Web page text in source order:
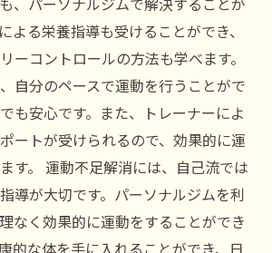
よる栄養指導も受けることができ、
ーコントロールの方法も学べます。
自分のペースで運動を行うことがで
も安心です。また、トレーナーによ
ートが受けられるので、効果的に運
す。 運動不足解消には、自己流では
導が大切です。パーソナルジムを利
なく効果的に運動をすることができ
的な体を手に入れることができ、日